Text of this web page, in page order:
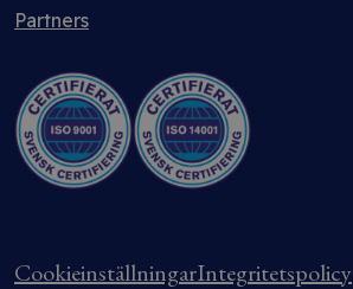
Partners
CookieinställningarIntegritetspolicy